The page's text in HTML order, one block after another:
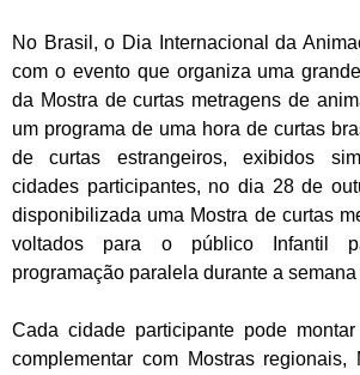
No Brasil, o Dia Internacional da
com o evento que organiza uma
da Mostra de curtas metragens de
um programa de uma hora de curtas
de curtas estrangeiros, exibidos
cidades participantes, no dia 28 de
disponibilizada uma Mostra de curtas
voltados para o público Infantil
programação paralela durante a
Cada cidade participante pode
complementar com Mostras regionais,